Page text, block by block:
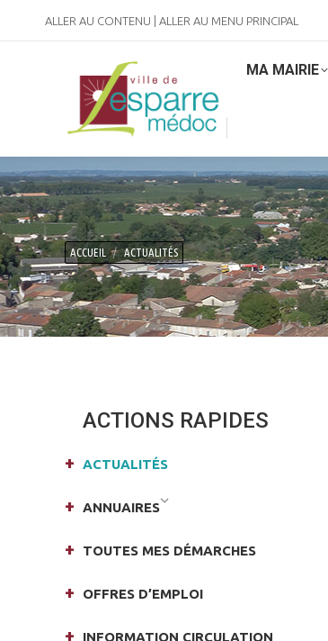
ALLER AU CONTENU ALLER AU MENU PRINCIPAL
MA MAIRIE
Vous êtes ici :
ACCUEIL ACTUALITÉS
ACTIONS RAPIDES
ACTUALITÉS
ANNUAIRES
TOUTES MES DÉMARCHES
OFFRES D’EMPLOI
INFORMATION CIRCULATION